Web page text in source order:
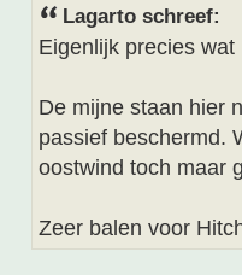
Lagarto schreef:
Eigenlijk precies
De mijne staan hier
passief beschermd.
oostwind toch maar
Zeer balen voor